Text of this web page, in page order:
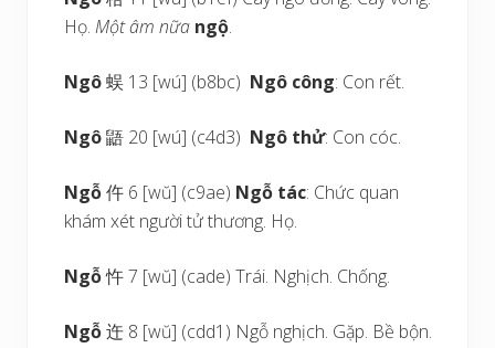
Họ.Một âm nữa ngộ.
Ngô蜈 13 [wú] (b8bc) Ngô công: Con rết.
Ngô鼯 20 [wú] (c4d3) Ngô thử: Con cóc.
Ngỗ仵 6 [wŭ] (c9ae) Ngỗ tác: Chức quan
khám xét người tử thương. Họ.
Ngỗ忤 7 [wŭ] (cade) Trái. Nghịch. Chống.
Ngỗ迕 8 [wŭ] (cdd1) Ngỗ nghịch. Gặp. Bề bộn.